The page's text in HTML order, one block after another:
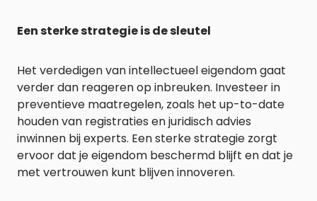
Een sterke strategie is de sleutel
Het verdedigen van intellectueel eigendom gaat
verder dan reageren op inbreuken. Investeer in
preventieve maatregelen, zoals het up-to-date
houden van registraties en juridisch advies
inwinnen bij experts. Een sterke strategie zorgt
ervoor dat je eigendom beschermd blijft en dat je
met vertrouwen kunt blijven innoveren.